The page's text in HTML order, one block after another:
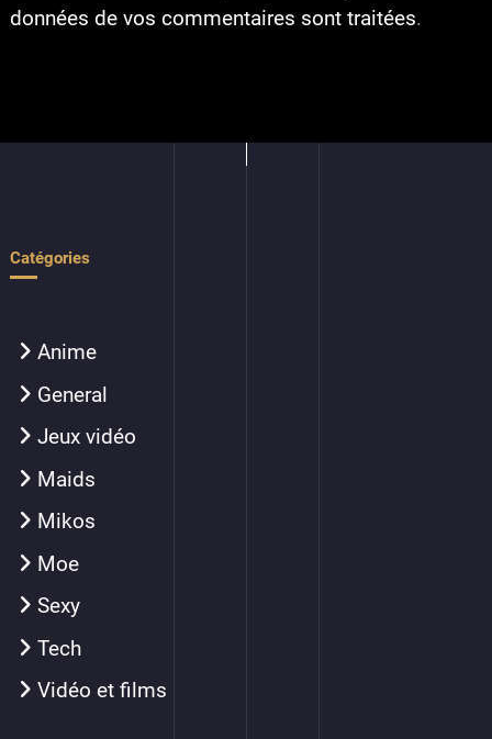
données de vos commentaires sont traitées.
Catégories
Anime
General
Jeux vidéo
Maids
Mikos
Moe
Sexy
Tech
Vidéo et films